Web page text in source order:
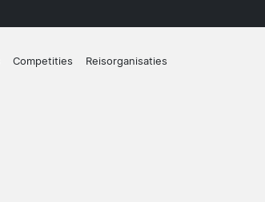
Competities Reisorganisaties